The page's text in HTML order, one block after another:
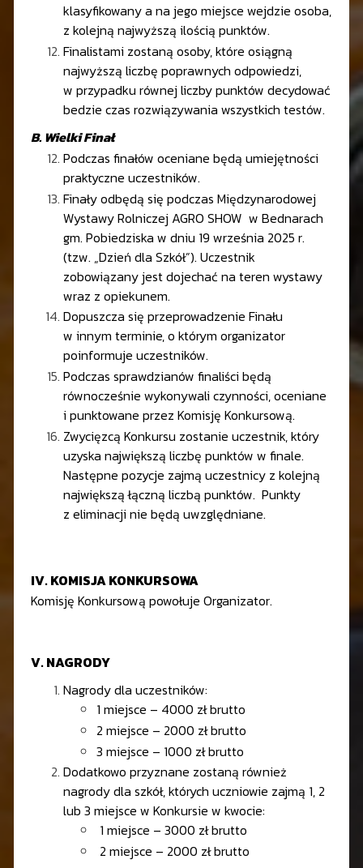
klasyfikowany a na jego miejsce wejdzie osoba,
z kolejną najwyższą ilością punktów.
Finalistami zostaną osoby, które osiągną
najwyższą liczbę poprawnych odpowiedzi,
w przypadku równej liczby punktów decydować
bedzie czas rozwiązywania wszystkich testów.
B. Wielki Finał
Podczas finałów oceniane będą umiejętności
praktyczne uczestników.
Finały odbędą się podczas Międzynarodowej
Wystawy Rolniczej AGRO SHOW w Bednarach
gm. Pobiedziska w dniu 19 września 2025 r.
(tzw. „Dzień dla Szkół”). Uczestnik
zobowiązany jest dojechać na teren wystawy
wraz z opiekunem.
Dopuszcza się przeprowadzenie Finału
w innym terminie, o którym organizator
poinformuje uczestników.
Podczas sprawdzianów finaliści będą
równocześnie wykonywali czynności, oceniane
i punktowane przez Komisję Konkursową.
Zwycięzcą Konkursu zostanie uczestnik, który
uzyska największą liczbę punktów w finale.
Następne pozycje zajmą uczestnicy z kolejną
największą łączną liczbą punktów. Punkty
z eliminacji nie będą uwzględniane.
IV. KOMISJA KONKURSOWA
Komisję Konkursową powołuje Organizator.
V. NAGRODY
Nagrody dla uczestników:
1 miejsce – 4000 zł brutto
2 miejsce – 2000 zł brutto
3 miejsce – 1000 zł brutto
Dodatkowo przyznane zostaną również
nagrody dla szkół, których uczniowie zajmą 1, 2
lub 3 miejsce w Konkursie w kwocie:
1 miejsce – 3000 zł brutto
2 miejsce – 2000 zł brutto